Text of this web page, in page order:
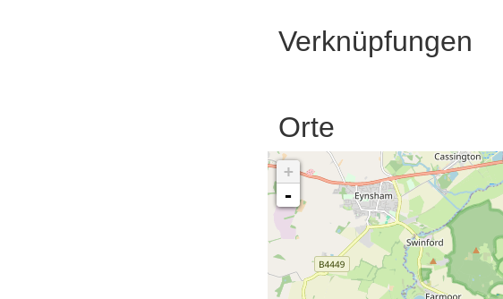
Verknüpfungen
Orte
+
-